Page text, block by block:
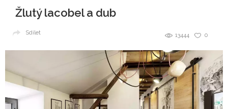
Žlutý lacobel a dub
0
13444
Sdílet